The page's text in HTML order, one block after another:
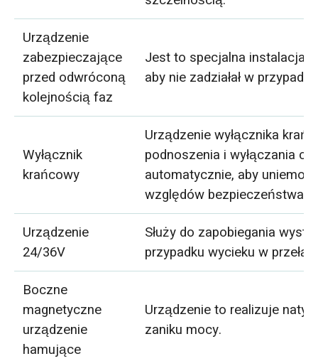
Urządzenie
zabezpieczające
przed odwróconą
kolejnością faz
Jest to specjalna instalacja
aby nie zadziałał w
Wyłącznik
krańcowy
Urządzenie wyłącznika
podnoszenia i wyłączania
automatycznie, aby
względów bezpieczeństwa.
Urządzenie
24/36V
Służy do zapobiegania
przypadku wycieku w
Boczne
magnetyczne
urządzenie
hamujące
Urządzenie to realizuje
zaniku mocy.